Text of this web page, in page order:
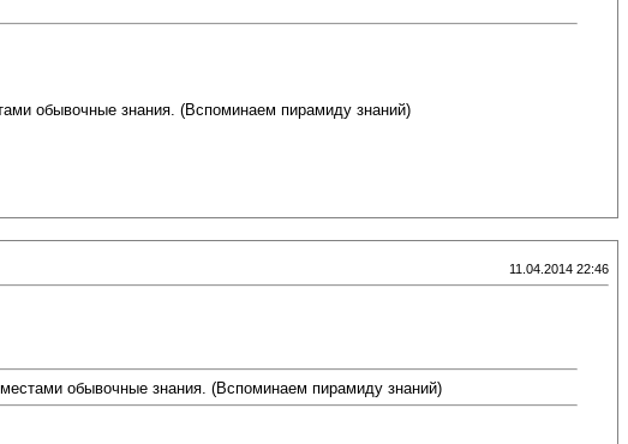
обывочные знания. (Вспоминаем пирамиду знаний)
11.04.2014 22:46
обывочные знания. (Вспоминаем пирамиду знаний)